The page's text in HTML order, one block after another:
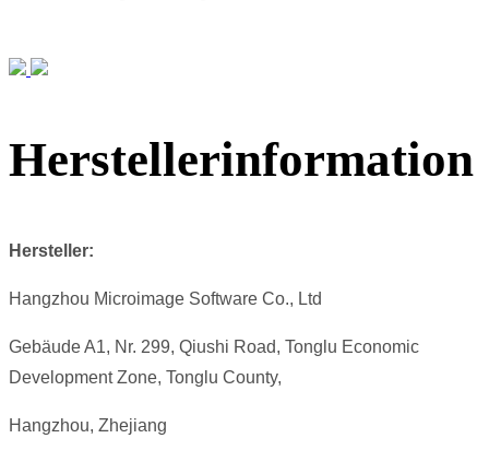
Herstellerinformation
Hersteller:
Hangzhou Microimage Software Co., Ltd
Gebäude A1, Nr. 299, Qiushi Road, Tonglu Economic
Development Zone, Tonglu County,
Hangzhou, Zhejiang